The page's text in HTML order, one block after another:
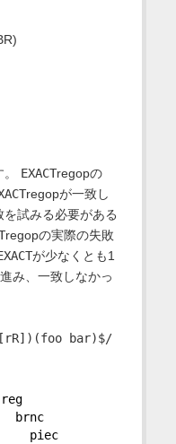
EXACTregopの
regopが一致し
試みる必要がある
regopの実際の失敗
が少なくとも1
み、一致しなかっ
bar)$/